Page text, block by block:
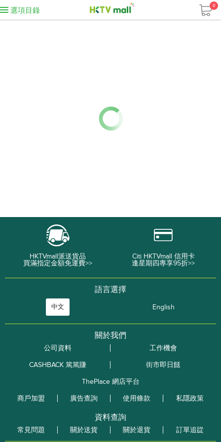
選項目錄
0
HKTVmall派送貨品
買滿指定金額免運費>>
Citi HKTVmall 信用卡
逢星期四專享95折>>
語言選擇
中文 English
關於我們
公司資料
工作機會
CASHBACK 篤篤賺
街市即日餸
ThePlace 網店平台
商戶加盟
廣告查詢 使用條款 私隱政策
資料查詢
常見問題 關於送貨 關於退貨 訂單追踨